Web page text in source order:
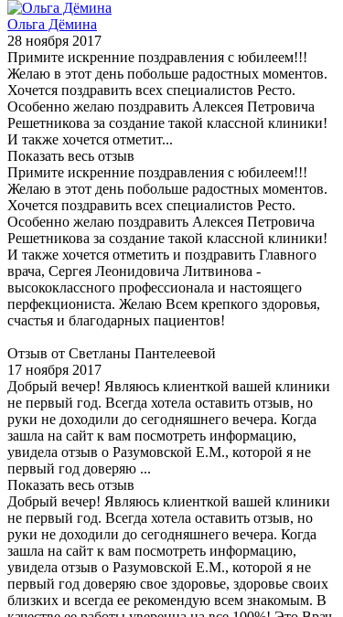
Ольга Дёмина
28 ноября 2017
Примите искренние поздравления с юбилеем!!!
Желаю в этот день побольше радостных моментов.
Хочется поздравить всех специалистов Ресто.
Особенно желаю поздравить Алексея Петровича
Решетникова за создание такой классной клиники!
И также хочется отметит...
Показать весь отзыв
Примите искренние поздравления с юбилеем!!!
Желаю в этот день побольше радостных моментов.
Хочется поздравить всех специалистов Ресто.
Особенно желаю поздравить Алексея Петровича
Решетникова за создание такой классной клиники!
И также хочется отметить и поздравить Главного
врача, Сергея Леонидовича Литвинова -
высококлассного профессионала и настоящего
перфекциониста. Желаю Всем крепкого здоровья,
счастья и благодарных пациентов!
Отзыв от Светланы Пантелеевой
17 ноября 2017
Добрый вечер! Являюсь клиенткой вашей клиники
не первый год. Всегда хотела оставить отзыв, но
руки не доходили до сегодняшнего вечера. Когда
зашла на сайт к вам посмотреть информацию,
увидела отзыв о Разумовской Е.М., которой я не
первый год доверяю ...
Показать весь отзыв
Добрый вечер! Являюсь клиенткой вашей клиники
не первый год. Всегда хотела оставить отзыв, но
руки не доходили до сегодняшнего вечера. Когда
зашла на сайт к вам посмотреть информацию,
увидела отзыв о Разумовской Е.М., которой я не
первый год доверяю свое здоровье, здоровье своих
близких и всегда ее рекомендую всем знакомым. В